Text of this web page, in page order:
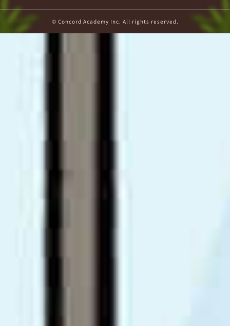
© Concord Academy Inc. All rights reserved.